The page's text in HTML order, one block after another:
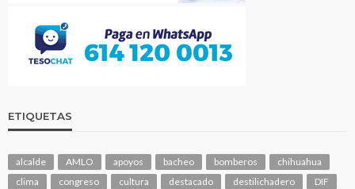
ETIQUETAS
alcalde AMLO apoyos bacheo bomberos
chihuahua
clima
congreso cultura destacado destilichadero
DIF